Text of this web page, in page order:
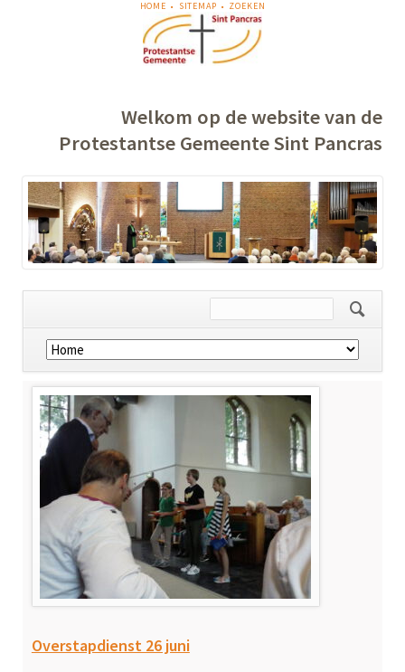
NAVIGATIE
OVERSLAAN
HOME SITEMAP ZOEKEN
Welkom op de website van de
Protestantse Gemeente Sint Pancras
Navigatie
overslaan
Overstapdienst 26 juni